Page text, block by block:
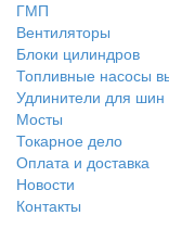
ГМП
Вентиляторы
Блоки цилиндров
Топливные насосы
Удлинители для шин
Мосты
Токарное дело
Оплата и доставка
Новости
Контакты